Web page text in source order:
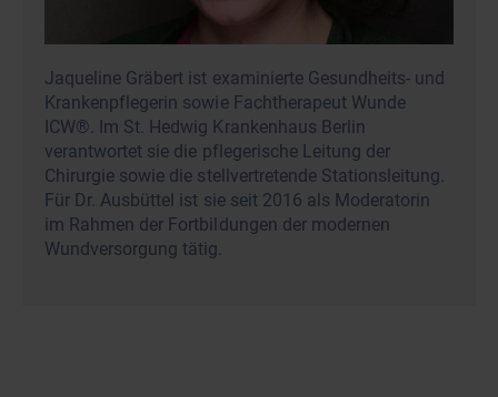
Jaqueline Gräbert ist examinierte Gesundheits- und
Krankenpflegerin sowie Fachtherapeut Wunde
ICW®. Im St. Hedwig Krankenhaus Berlin
verantwortet sie die pflegerische Leitung der
Chirurgie sowie die stellvertretende Stationsleitung.
Für Dr. Ausbüttel ist sie seit 2016 als Moderatorin
im Rahmen der Fortbildungen der modernen
Wundversorgung tätig.